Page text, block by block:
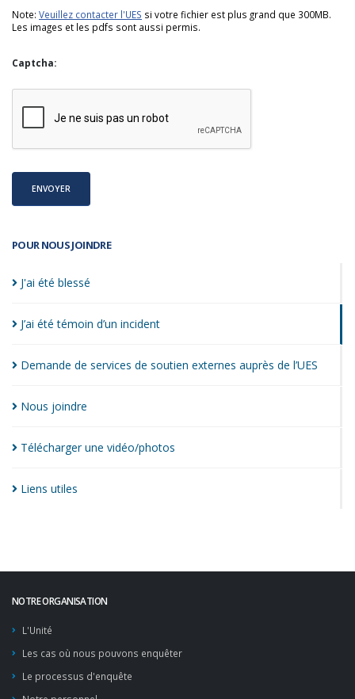
POUR NOUS JOINDRE
J'ai été blessé
J’ai été témoin d’un incident
Demande de services de soutien externes auprès de l’UES
Nous joindre
Télécharger une vidéo/photos
Liens utiles
Note: Veuillez contacter l'UES si votre fichier est plus grand que 300MB.
Les images et les pdfs sont aussi permis.
Captcha:
ENVOYER
NOTRE ORGANISATION
L'Unité
Les cas où nous pouvons enquêter
Le processus d'enquête